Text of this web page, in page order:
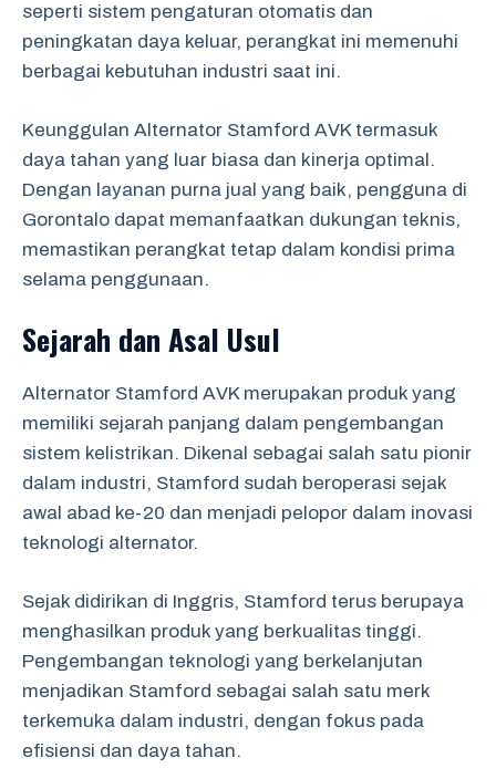
seperti sistem pengaturan otomatis dan
peningkatan daya keluar, perangkat ini memenuhi
berbagai kebutuhan industri saat ini.
Keunggulan Alternator Stamford AVK termasuk
daya tahan yang luar biasa dan kinerja optimal.
Dengan layanan purna jual yang baik, pengguna di
Gorontalo dapat memanfaatkan dukungan teknis,
memastikan perangkat tetap dalam kondisi prima
selama penggunaan.
Sejarah dan Asal Usul
Alternator Stamford AVK merupakan produk yang
memiliki sejarah panjang dalam pengembangan
sistem kelistrikan. Dikenal sebagai salah satu pionir
dalam industri, Stamford sudah beroperasi sejak
awal abad ke-20 dan menjadi pelopor dalam inovasi
teknologi alternator.
Sejak didirikan di Inggris, Stamford terus berupaya
menghasilkan produk yang berkualitas tinggi.
Pengembangan teknologi yang berkelanjutan
menjadikan Stamford sebagai salah satu merk
terkemuka dalam industri, dengan fokus pada
efisiensi dan daya tahan.